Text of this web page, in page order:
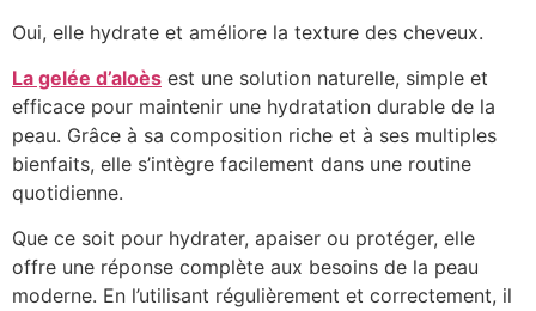
Oui, elle hydrate et améliore la texture des cheveux.
La gelée d’aloès est une solution naturelle, simple et
efficace pour maintenir une hydratation durable de la
peau. Grâce à sa composition riche et à ses multiples
bienfaits, elle s’intègre facilement dans une routine
quotidienne.
Que ce soit pour hydrater, apaiser ou protéger, elle
offre une réponse complète aux besoins de la peau
moderne. En l’utilisant régulièrement et correctement, il